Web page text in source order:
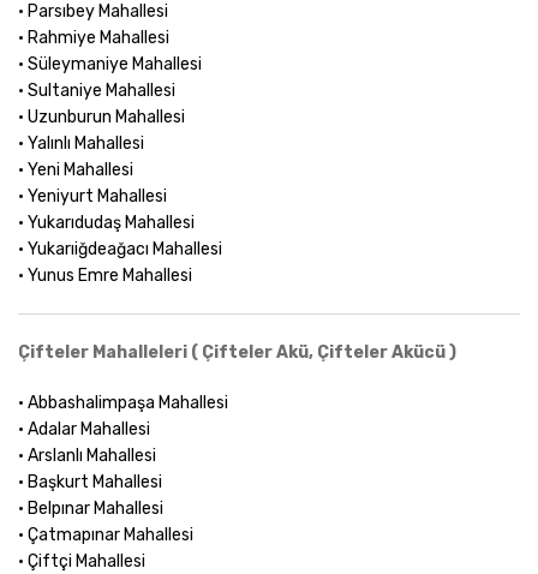
• Parsıbey Mahallesi
• Rahmiye Mahallesi
• Süleymaniye Mahallesi
• Sultaniye Mahallesi
• Uzunburun Mahallesi
• Yalınlı Mahallesi
• Yeni Mahallesi
• Yeniyurt Mahallesi
• Yukarıdudaş Mahallesi
• Yukarıiğdeağacı Mahallesi
• Yunus Emre Mahallesi
Çifteler Mahalleleri ( Çifteler Akü, Çifteler Akücü )
• Abbashalimpaşa Mahallesi
• Adalar Mahallesi
• Arslanlı Mahallesi
• Başkurt Mahallesi
• Belpınar Mahallesi
• Çatmapınar Mahallesi
• Çiftçi Mahallesi